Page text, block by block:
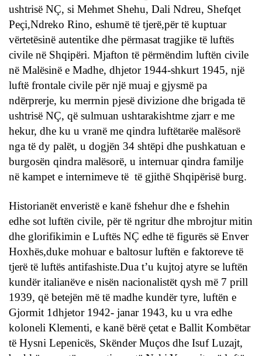
ushtrisë NÇ, si Mehmet Shehu, Dali Ndreu, Shefqet
Peçi,Ndreko Rino, eshumë të tjerë,për të kuptuar
vërtetësinë autentike dhe përmasat tragjike të luftës
civile në Shqipëri. Mjafton të përmëndim luftën civile
në Malësinë e Madhe, dhjetor 1944-shkurt 1945, një
luftë frontale civile për një muaj e gjysmë pa
ndërprerje, ku merrnin pjesë divizione dhe brigada të
ushtrisë NÇ, që sulmuan ushtarakishtme zjarr e me
hekur, dhe ku u vranë me qindra luftëtarëe malësorë
nga të dy palët, u dogjën 34 shtëpi dhe pushkatuan e
burgosën qindra malësorë, u internuar qindra familje
në kampet e internimeve të të gjithë Shqipërisë burg.
Historianët enveristë e kanë fshehur dhe e fshehin
edhe sot luftën civile, për të ngritur dhe mbrojtur mitin
dhe glorifikimin e Luftës NÇ edhe të figurës së Enver
Hoxhës,duke mohuar e baltosur luftën e faktoreve të
tjerë të luftës antifashiste.Dua t’u kujtoj atyre se luftën
kundër italianëve e nisën nacionalistët qysh më 7 prill
1939, që betejën më të madhe kundër tyre, luftën e
Gjormit 1dhjetor 1942- janar 1943, ku u vra edhe
koloneli Klementi, e kanë bërë çetat e Ballit Kombëtar
të Hysni Lepenicës, Skënder Muços dhe Isuf Luzajt,